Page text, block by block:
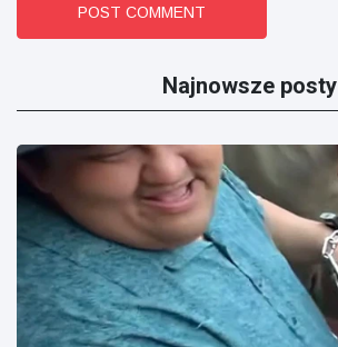
POST COMMENT
Najnowsze posty